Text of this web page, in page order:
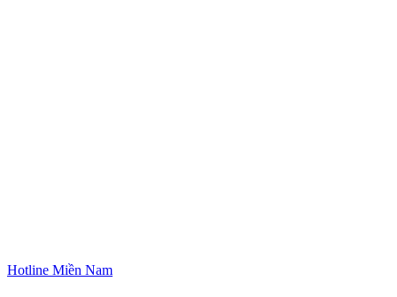
Hotline Miền Nam